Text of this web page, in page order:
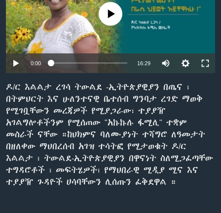
ቋንቋዎች
No media source currently available
0:00 16:29
ዶ/ር እልልታ ረገሳ ትውልደ -ኢትዮጵያዊያን በጤና ፣
በትምህርት እና ሁለንተናዊ ቤተሰብ ግንባታ ረገድ ማወቅ
የሚገቧቸውን መረጃዎች የሚያጋራው፣ ተያያዥ
አገልግሎቶችንም የሚሰጠው "አኩኩሉ ፋሚሊ" ተቋም
መስራች ናቸው ።ከህክምና ባለሙያነት ተሻግሮ ለዓመታት
በዘለቀው ማህበረሰብ አገዝ ተሳትፎ የሚታወቁት ዶ/ር
እልልታ ፣ ትውልደ-ኢትዮጵያዊያን በዋናነት ስለሚጋፈጣቸው
ተግዳሮቶች ፣ መፍትሄዎች፣ የማህበራዊ ሚዲያ ሚና እና
ተያያዥ ጉዳዮች ሀሳባቸውን ሊሰጡን ፈቅደዋል ።